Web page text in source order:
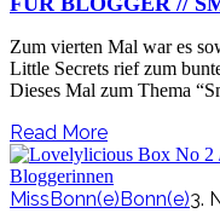
Zum vierten Mal war es
Little Secrets rief zum
Dieses Mal zum Thema
Read More
MissBonn(e)Bonn(e)3.